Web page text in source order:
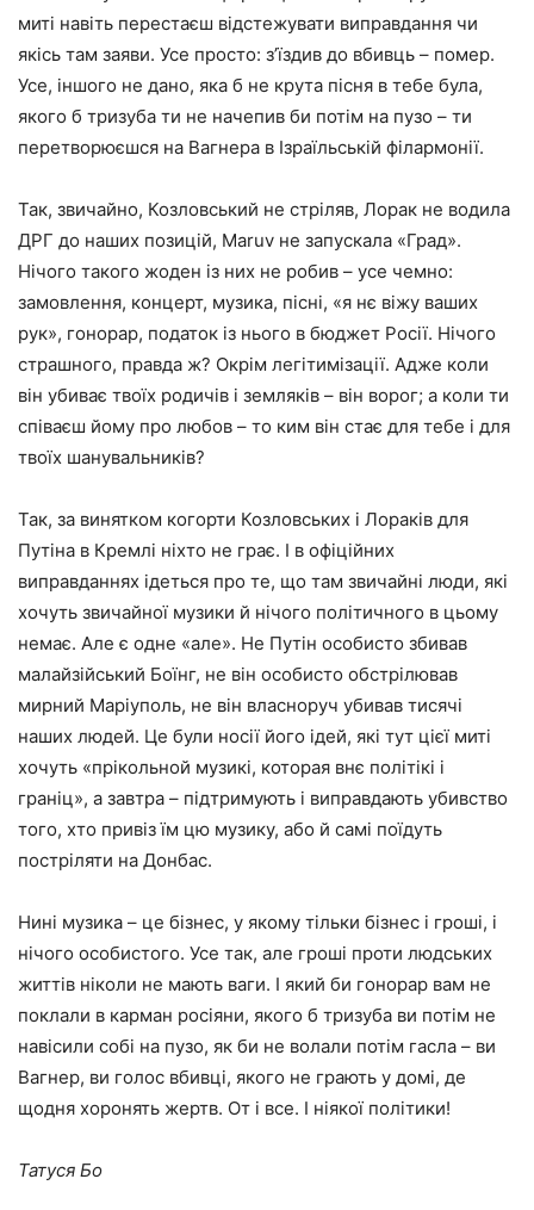
миті навіть перестаєш відстежувати виправдання чи
якісь там заяви. Усе просто: з’їздив до вбивць – помер.
Усе, іншого не дано, яка б не крута пісня в тебе була,
якого б тризуба ти не начепив би потім на пузо – ти
перетворюєшся на Вагнера в Ізраїльській філармонії.
Так, звичайно, Козловський не стріляв, Лорак не водила
ДРГ до наших позицій, Maruv не запускала «Град».
Нічого такого жоден із них не робив – усе чемно:
замовлення, концерт, музика, пісні, «я нє віжу ваших
рук», гонорар, податок із нього в бюджет Росії. Нічого
страшного, правда ж? Окрім легітимізації. Адже коли
він убиває твоїх родичів і земляків – він ворог; а коли ти
співаєш йому про любов – то ким він стає для тебе і для
твоїх шанувальників?
Так, за винятком когорти Козловських і Лораків для
Путіна в Кремлі ніхто не грає. І в офіційних
виправданнях ідеться про те, що там звичайні люди, які
хочуть звичайної музики й нічого політичного в цьому
немає. Але є одне «але». Не Путін особисто збивав
малайзійський Боїнг, не він особисто обстрілював
мирний Маріуполь, не він власноруч убивав тисячі
наших людей. Це були носії його ідей, які тут цієї миті
хочуть «прікольной музикі, которая внє політікі і
граніц», а завтра – підтримують і виправдають убивство
того, хто привіз їм цю музику, або й самі поїдуть
постріляти на Донбас.
Нині музика – це бізнес, у якому тільки бізнес і гроші, і
нічого особистого. Усе так, але гроші проти людських
життів ніколи не мають ваги. І який би гонорар вам не
поклали в карман росіяни, якого б тризуба ви потім не
навісили собі на пузо, як би не волали потім гасла – ви
Вагнер, ви голос вбивці, якого не грають у домі, де
щодня хоронять жертв. От і все. І ніякої політики!
Татуся Бо